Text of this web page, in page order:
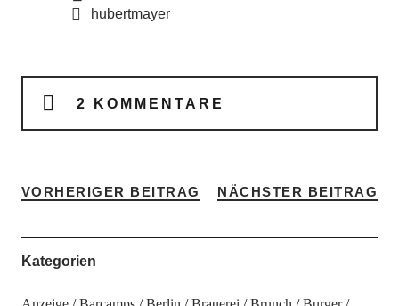
hubertmayer
2 KOMMENTARE
VORHERIGER BEITRAG NÄCHSTER BEITRAG
Kategorien